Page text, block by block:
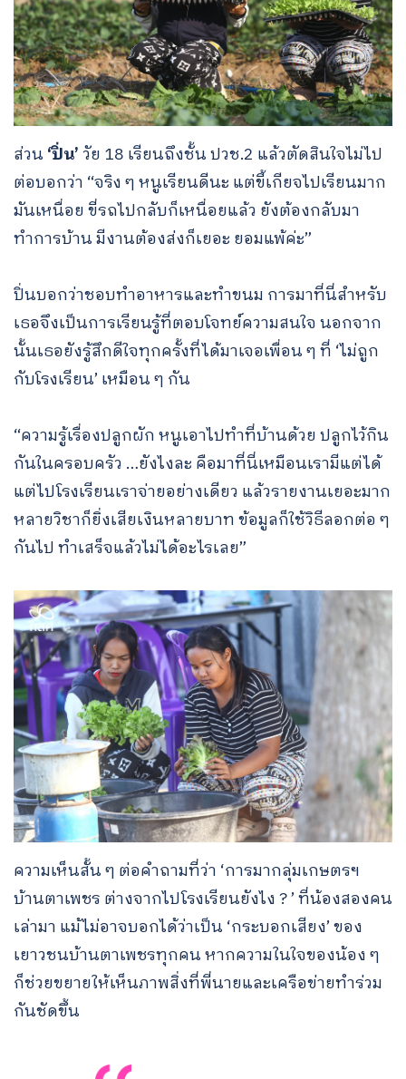
ส่วน ‘ปิ่น’วัย 18 เรียนถึงชั้น ปวช.2 แล้วตัดสินใจไม่ไป
ต่อบอกว่า “จริง ๆ หนูเรียนดีนะ แต่ขี้เกียจไปเรียนมาก
มันเหนื่อย ขี่รถไปกลับก็เหนื่อยแล้ว ยังต้องกลับมา
ทำการบ้าน มีงานต้องส่งก็เยอะ ยอมแพ้ค่ะ”
ปิ่นบอกว่าชอบทำอาหารและทำขนม การมาที่นี่สำหรับ
เธอจึงเป็นการเรียนรู้ที่ตอบโจทย์ความสนใจ นอกจาก
นั้นเธอยังรู้สึกดีใจทุกครั้งที่ได้มาเจอเพื่อน ๆ ที่ ‘ไม่ถูก
กับโรงเรียน’ เหมือน ๆ กัน
“ความรู้เรื่องปลูกผัก หนูเอาไปทำที่บ้านด้วย ปลูกไว้กิน
กันในครอบครัว …ยังไงละ คือมาที่นี่เหมือนเรามีแต่ได้
แต่ไปโรงเรียนเราจ่ายอย่างเดียว แล้วรายงานเยอะมาก
หลายวิชาก็ยิ่งเสียเงินหลายบาท ข้อมูลก็ใช้วิธีลอกต่อ ๆ
กันไป ทำเสร็จแล้วไม่ได้อะไรเลย”
ความเห็นสั้น ๆ ต่อคำถามที่ว่า ‘การมากลุ่มเกษตรฯ
บ้านตาเพชร ต่างจากไปโรงเรียนยังไง ? ’ ที่น้องสองคน
เล่ามา แม้ไม่อาจบอกได้ว่าเป็น ‘กระบอกเสียง’ ของ
เยาวชนบ้านตาเพชรทุกคน หากความในใจของน้อง ๆ
ก็ช่วยขยายให้เห็นภาพสิ่งที่พี่นายและเครือข่ายทำร่วม
กันชัดขึ้น